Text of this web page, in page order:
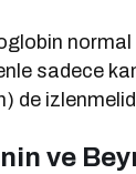
sadece
de
ve